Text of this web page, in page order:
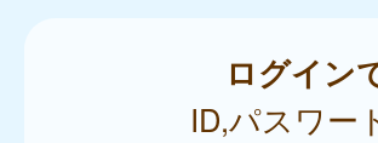
ログイン
ID,パスワー